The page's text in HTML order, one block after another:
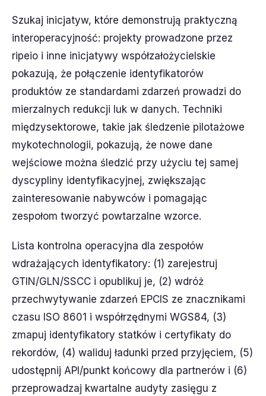
Szukaj inicjatyw, które demonstrują praktyczną
interoperacyjność: projekty prowadzone przez
ripeio i inne inicjatywy współzałożycielskie
pokazują, że połączenie identyfikatorów
produktów ze standardami zdarzeń prowadzi do
mierzalnych redukcji luk w danych. Techniki
międzysektorowe, takie jak śledzenie pilotażowe
mykotechnologii, pokazują, że nowe dane
wejściowe można śledzić przy użyciu tej samej
dyscypliny identyfikacyjnej, zwiększając
zainteresowanie nabywców i pomagając
zespołom tworzyć powtarzalne wzorce.
Lista kontrolna operacyjna dla zespołów
wdrażających identyfikatory: (1) zarejestruj
GTIN/GLN/SSCC i opublikuj je, (2) wdróż
przechwytywanie zdarzeń EPCIS ze znacznikami
czasu ISO 8601 i współrzędnymi WGS84, (3)
zmapuj identyfikatory statków i certyfikaty do
rekordów, (4) waliduj ładunki przed przyjęciem, (5)
udostępnij API/punkt końcowy dla partnerów i (6)
przeprowadzaj kwartalne audyty zasięgu z